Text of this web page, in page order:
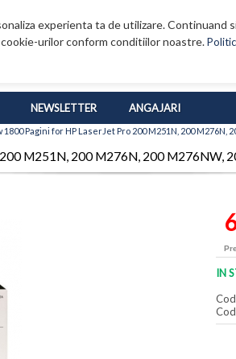
experienta ta de utilizare. Continuand
urilor conform conditiilor noastre.
NEWSLETTER ANGAJARI
Pagini for HP LaserJet Pro 200 M251N, 200 M276N,
M251N, 200 M276N, 200 M276NW,
IN